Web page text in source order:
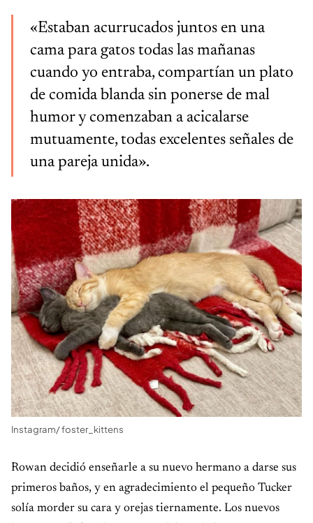
«Estaban acurrucados juntos en una
cama para gatos todas las mañanas
cuando yo entraba, compartían un plato
de comida blanda sin ponerse de mal
humor y comenzaban a acicalarse
mutuamente, todas excelentes señales de
una pareja unida».
Instagram/ foster_kittens
Rowan decidió enseñarle a su nuevo hermano a darse sus
primeros baños, y en agradecimiento el pequeño Tucker
solía morder su cara y orejas tiernamente. Los nuevos